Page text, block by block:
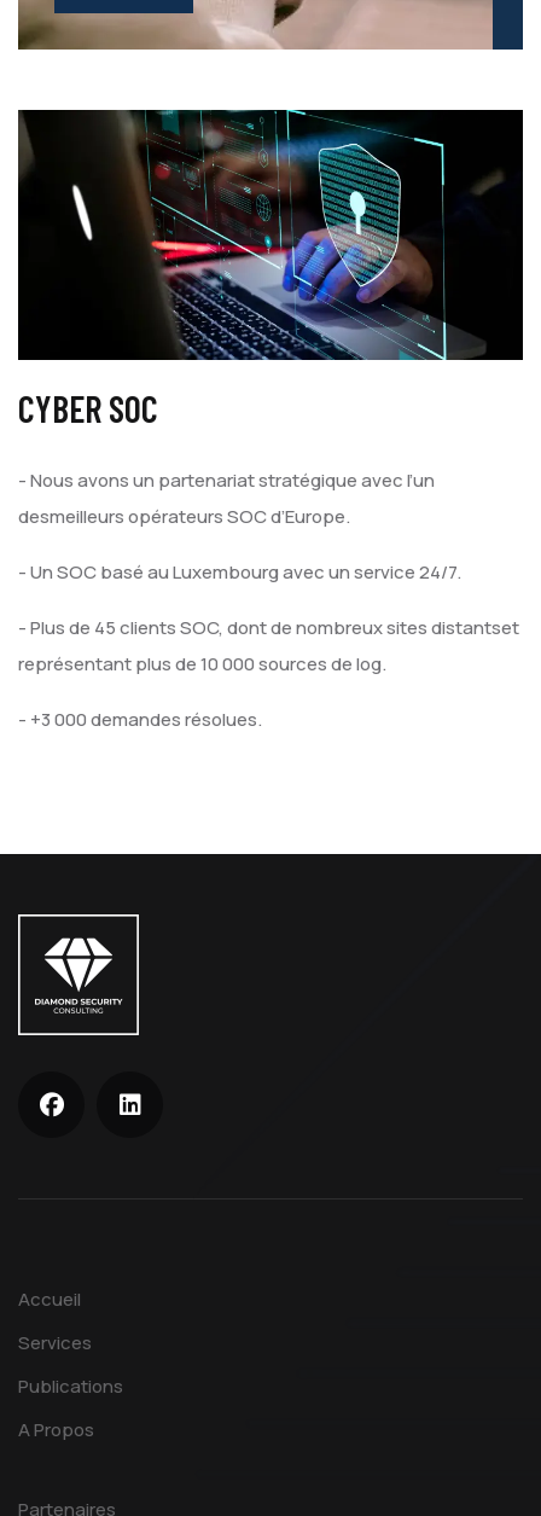
CYBER SOC
- Nous avons un partenariat stratégique avec l’un
desmeilleurs opérateurs SOC d’Europe.
- Un SOC basé au Luxembourg avec un service 24/7.
- Plus de 45 clients SOC, dont de nombreux sites distantset
représentant plus de 10 000 sources de log.
- +3 000 demandes résolues.
Accueil
Services
Publications
A Propos
Partenaires